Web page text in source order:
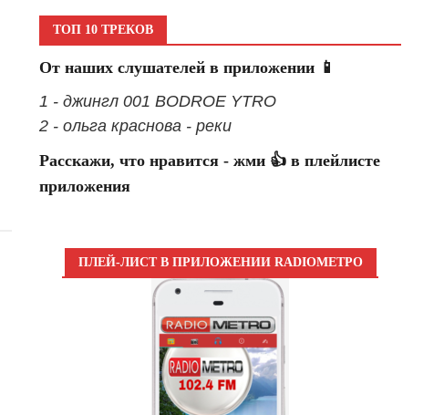
ТОП 10 ТРЕКОВ
От наших слушателей в приложении 📱
1 - джингл 001 BODROE YTRO
2 - ольга краснова - реки
Расскажи, что нравится - жми 👍 в плейлисте
приложения
ПЛЕЙ-ЛИСТ В ПРИЛОЖЕНИИ RADIOМЕТРО